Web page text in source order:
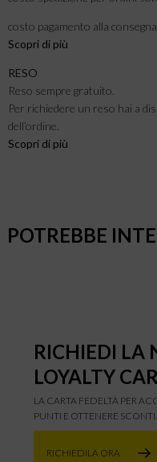
costo pagamento alla
Scopri di più
RESO
Reso sempre gratuito.
Per richiedere un reso hai a
dell’ordine.
Scopri di più
POTREBBE
RICHIEDI LA
LOYALTY
LA CARTA FEDELTÀ PER
PUNTI E OTTENERE SCONTI.
RICHIEDILA ORA